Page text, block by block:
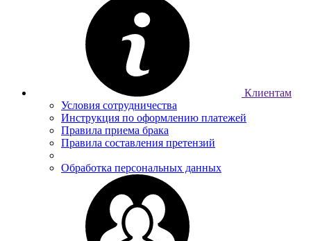
Клиентам
Условия сотрудничества
Инструкция по оформлению платежей
Правила приема брака
Правила составления претензий
Обработка персональных данных